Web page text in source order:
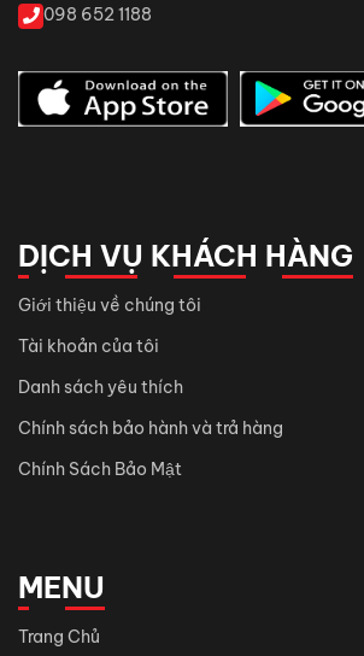
098 652 1188
DỊCH VỤ KHÁCH HÀNG
Giới thiệu về chúng tôi
Tài khoản của tôi
Danh sách yêu thích
Chính sách bảo hành và trả hàng
Chính Sách Bảo Mật
MENU
Trang Chủ